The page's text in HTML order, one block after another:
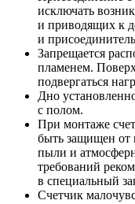
исключать
и приводящих к
и
Запрещается
пламенем.
подвергаться
Дно
с полом.
При монтаже
быть защищен от
пыли и
требований
в специальный
Счетчик